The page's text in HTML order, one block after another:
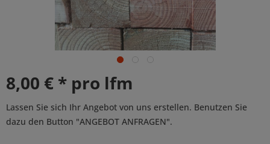
8,00 € * pro lfm
Lassen Sie sich Ihr Angebot von uns erstellen. Benutzen Sie
dazu den Button "ANGEBOT ANFRAGEN".